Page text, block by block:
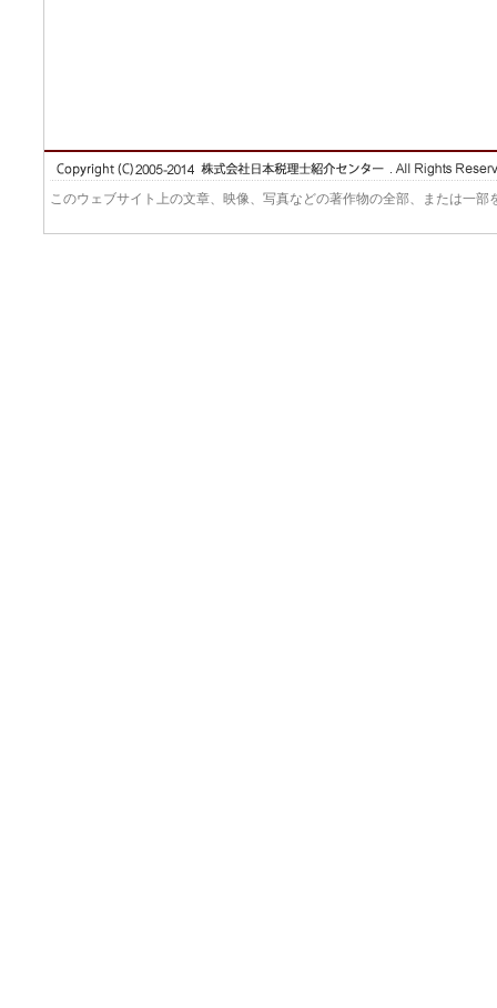
このウェブサイト上の文章、映像、写真などの著作物の全部、または一